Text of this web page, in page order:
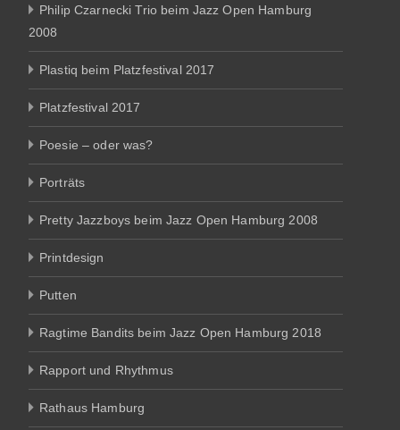
Philip Czarnecki Trio beim Jazz Open Hamburg
2008
Plastiq beim Platzfestival 2017
Platzfestival 2017
Poesie – oder was?
Porträts
Pretty Jazzboys beim Jazz Open Hamburg 2008
Printdesign
Putten
Ragtime Bandits beim Jazz Open Hamburg 2018
Rapport und Rhythmus
Rathaus Hamburg